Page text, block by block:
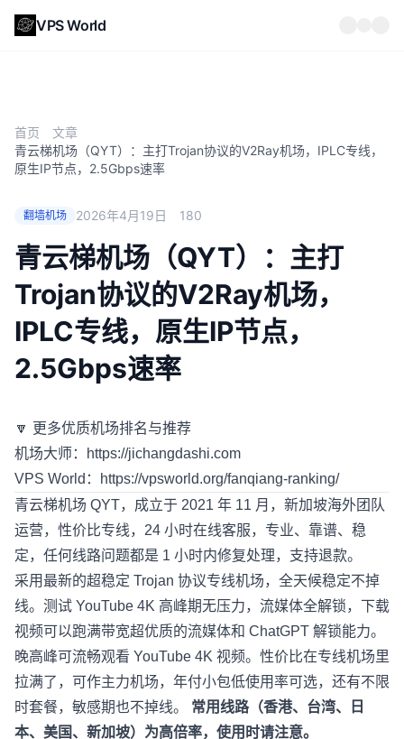
VPS World
首页
文章
青云梯机场（QYT）：主打Trojan协议的V2Ray机场，IPLC专线，
原生IP节点，2.5Gbps速率
翻墙机场 2026年4月19日 180
青云梯机场（QYT）：主打
Trojan协议的V2Ray机场，
IPLC专线，原生IP节点，
2.5Gbps速率
🔽 更多优质机场排名与推荐
机场大师：
https://jichangdashi.com
VPS World：
https://vpsworld.org/fanqiang-ranking/
青云梯机场 QYT，成立于 2021 年 11 月，新加坡海外团队
运营，性价比专线，24 小时在线客服，专业、靠谱、稳
定，任何线路问题都是 1 小时内修复处理，支持退款。
采用最新的超稳定 Trojan 协议专线机场，全天候稳定不掉
线。测试 YouTube 4K 高峰期无压力，流媒体全解锁，下载
视频可以跑满带宽超优质的流媒体和 ChatGPT 解锁能力。
晚高峰可流畅观看 YouTube 4K 视频。性价比在专线机场里
拉满了，可作主力机场，年付小包低使用率可选，还有不限
时套餐，敏感期也不掉线。 常用线路（香港、台湾、日
本、美国、新加坡）为高倍率，使用时请注意。